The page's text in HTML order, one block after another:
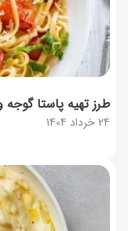
24 خرداد 1404
طرز تهیه پاستا